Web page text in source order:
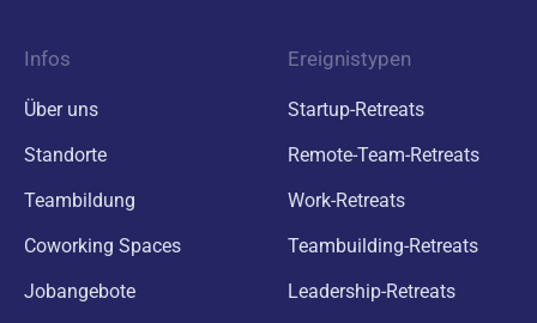
Infos
Über uns
Standorte
Teambildung
Coworking Spaces
Jobangebote
Ereignistypen
Startup-Retreats
Remote-Team-Retreats
Work-Retreats
Teambuilding-Retreats
Leadership-Retreats